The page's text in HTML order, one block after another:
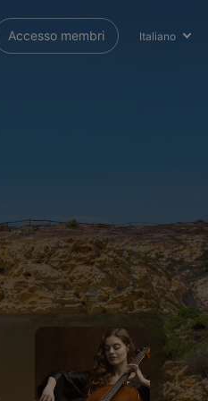
Accesso membri Italiano